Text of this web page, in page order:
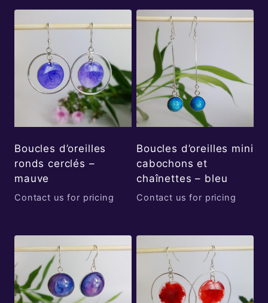
Boucles d’oreilles
ronds cerclés –
mauve
Contact us for pricing
Boucles d’oreilles mini
cabochons et
chaînettes – bleu
Contact us for pricing